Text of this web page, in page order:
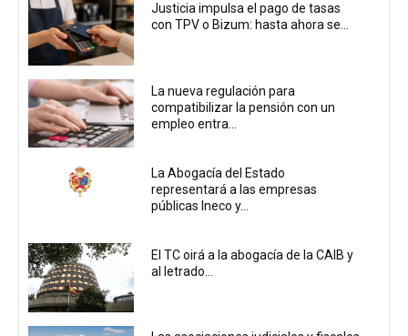
Justicia impulsa el pago de tasas
con TPV o Bizum: hasta ahora se...
La nueva regulación para
compatibilizar la pensión con un
empleo entra...
La Abogacía del Estado
representará a las empresas
públicas Ineco y...
El TC oirá a la abogacía de la CAIB y
al letrado...